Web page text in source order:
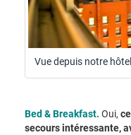
Vue depuis notre
Bed & Breakfast. Oui,
secours intéressante,